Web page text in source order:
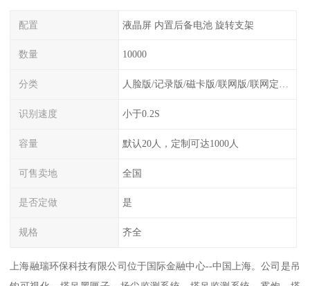
配置 液晶屏 内置后备电池 旋转支架
数量 10000
分类 人脸版/记录版/磁卡版/联网版/联网定制版
识别速度 小于0.2S
容量 默认20人，定制可达1000人
可售卖地 全国
是否定做 是
规格 齐全
上海融瑞环保科技有限公司位于国际金融中心--中国上海。公司是吊